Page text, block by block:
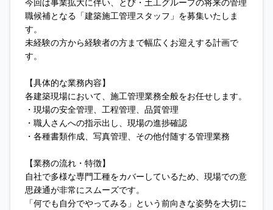
職候補となる「建築施工管理スタッフ」を募集いたしま
す。
未経験の方から経験者の方まで幅広くお迎えする計画で
す。
【具体的な業務内容】
各建築現場において、施工管理業務全般をお任せします。
・現場の安全管理、工程管理、品質管理
・職人さんへの指示出し、現場の進捗確認
・各種書類作成、写真管理、その他付随する管理業務
【業務の流れ・特徴】
自社で多様な専門工種をカバーしているため、現場での意
思疎通が非常にスムーズです。
「何でも自分でやってみる」という前向きな姿勢を大切に